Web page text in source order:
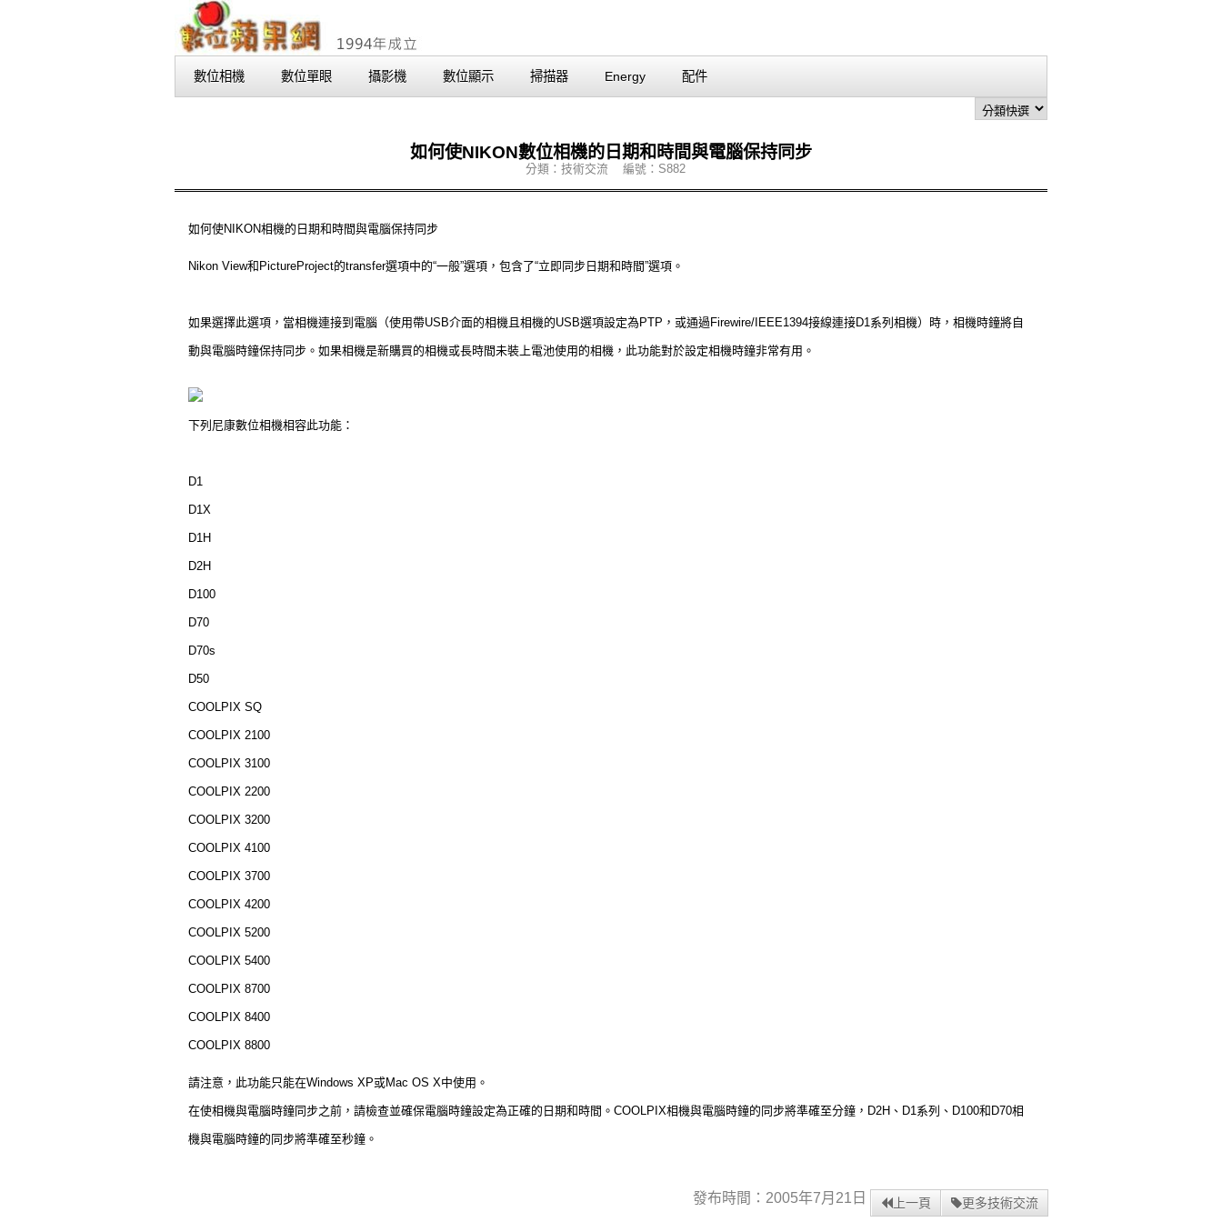
數位相機 數位單眼 攝影機 數位顯示 掃描器 Energy 配件
如何使NIKON數位相機的日期和時間與電腦保持同步
分類：技術交流 編號：S882
如何使NIKON相機的日期和時間與電腦保持同步
Nikon View和PictureProject的transfer選項中的“一般”選項，包含了“立即同步日期和時間”選項。
如果選擇此選項，當相機連接到電腦（使用帶USB介面的相機且相機的USB選項設定為PTP，或通過Firewire/IEEE1394接線連接D1系列相機）時，相機時鐘將自
動與電腦時鐘保持同步。如果相機是新購買的相機或長時間未裝上電池使用的相機，此功能對於設定相機時鐘非常有用。
下列尼康數位相機相容此功能：
D1
D1X
D1H
D2H
D100
D70
D70s
D50
COOLPIX SQ
COOLPIX 2100
COOLPIX 3100
COOLPIX 2200
COOLPIX 3200
COOLPIX 4100
COOLPIX 3700
COOLPIX 4200
COOLPIX 5200
COOLPIX 5400
COOLPIX 8700
COOLPIX 8400
COOLPIX 8800
請注意，此功能只能在Windows XP或Mac OS X中使用。
在使相機與電腦時鐘同步之前，請檢查並確保電腦時鐘設定為正確的日期和時間。COOLPIX相機與電腦時鐘的同步將準確至分鐘，D2H、D1系列、D100和D70相
機與電腦時鐘的同步將準確至秒鐘。
發布時間：2005年7月21日 上一頁 更多技術交流